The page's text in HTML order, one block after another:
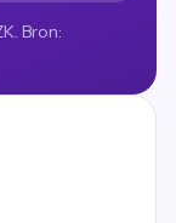
Bron: